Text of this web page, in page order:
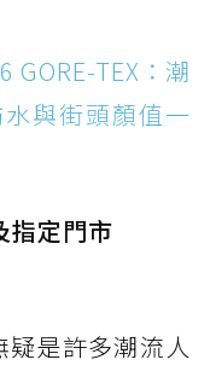
GORE-TEX：潮
與街頭顏值一
定門市
疑是許多潮流人